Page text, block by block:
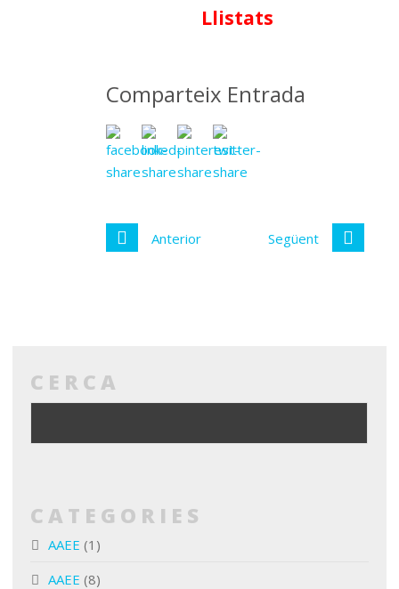
Llistats
Comparteix Entrada
Anterior Següent
CERCA
CATEGORIES
AAEE (1)
AAEE (8)